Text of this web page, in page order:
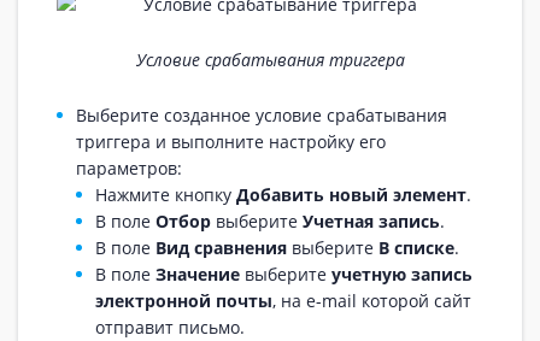
Условие срабатывания триггера
Выберите созданное условие срабатывания
триггера и выполните настройку его
параметров:
Нажмите кнопку Добавить новый элемент.
В поле Отбор выберите Учетная запись.
В поле Вид сравнения выберите В списке.
В поле Значение выберите учетную запись
электронной почты, на e-mail которой сайт
отправит письмо.